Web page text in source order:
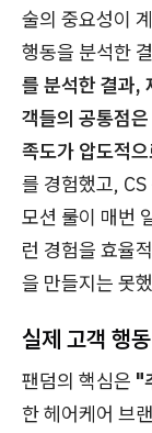
술의 중요성이
행동을 분석한
를 분석한 결과,
객들의 공통점
족도가 압도적
를 경험했고,
모션 룰이 매번
런 경험을 효율
을 만들지는 못
실제 고객 행
팬덤의 핵심은 "
한 헤어케어 브